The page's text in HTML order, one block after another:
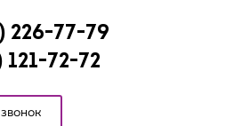
226-77-79
121-72-72